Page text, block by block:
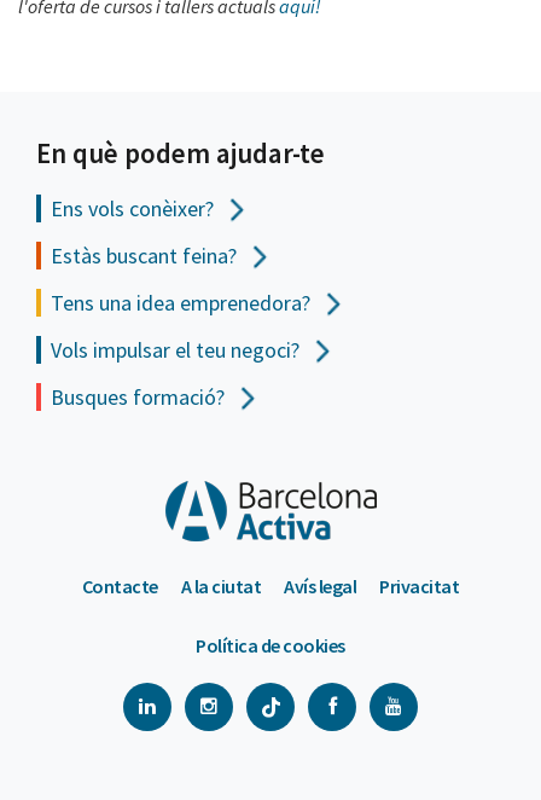
l'oferta de cursos i tallers actualsaquí!
En què podem ajudar-te
Ens vols conèixer?
Estàs buscant feina?
Tens una idea emprenedora?
Vols impulsar el teu negoci?
Busques formació?
Contacte A la ciutat Avís legal Privacitat
Política de cookies